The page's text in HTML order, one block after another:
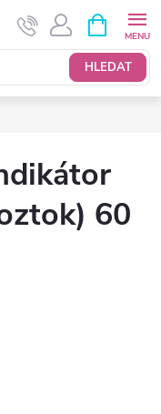
HLEDAT
NÁKUPNÍ
KOŠÍK
60